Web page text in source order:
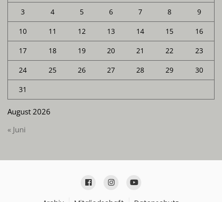
August 2026
3 4 5 6 7 8 9
10 11 12 13 14 15 16
17 18 19 20 21 22 23
24 25 26 27 28 29 30
31
« Juni